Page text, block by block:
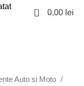
0 0,00 lei
Auto si Moto